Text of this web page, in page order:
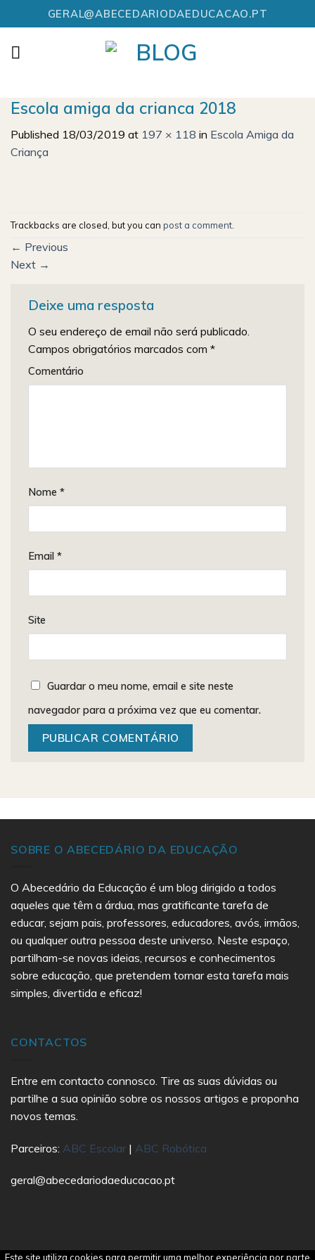
to
content
GERAL@ABECEDARIODAEDUCACAO.PT
Escola amiga da crianca 2018
Published 18/03/2019 at 197 × 118 in Escola Amiga da
Criança
Trackbacks are closed, but you can post a comment
← Previous
Next →
Deixe uma resposta
O seu endereço de email não será publicado.
Campos obrigatórios marcados com *
Comentário
Nome *
Email *
Site
Guardar o meu nome, email e site neste
navegador para a próxima vez que eu comentar.
SOBRE O ABECEDÁRIO DA EDUCAÇÃO
O Abecedário da Educação é um blog dirigido a todos
aqueles que têm a árdua, mas gratificante tarefa de
educar, sejam pais, professores, educadores, avós, irmãos,
ou qualquer outra pessoa deste universo. Neste espaço,
partilham-se novas ideias, recursos e conhecimentos
sobre educação, que pretendem tornar esta tarefa mais
simples, divertida e eficaz!
CONTACTOS
Entre em contacto connosco. Tire as suas dúvidas ou
partilhe a sua opinião sobre os nossos artigos e proponha
novos temas.
Parceiros: ABC Escolar | ABC Robótica
geral@abecedariodaeducacao.pt
Este site utiliza cookies para permitir uma melhor experiência por parte